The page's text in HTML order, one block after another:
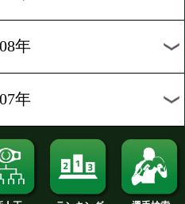
2018年
2017年
2016年